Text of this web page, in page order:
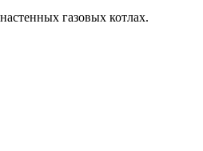
газовых котлах.